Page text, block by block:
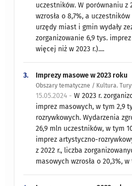
uczestników. W porównaniu z
wzrosła o 8,7%, a uczestników
urzędy miast i gmin wydały
zorganizowanie 6,9 tys.
więcej niż w 2023 r.)....
3. Imprezy masowe w 2023 roku
Obszary tematyczne / Kultura.
15.05.2024 -W 2023 r.
imprez masowych, w tym 2,9
rozrywkowych. Wydarzenia
26,9 mln uczestników, w tym
imprez artystyczno-
z 2022 r., liczba
masowych wzrosła o 20,3%, w